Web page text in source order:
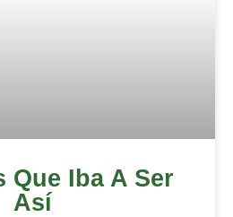
Que Iba A Ser
Así